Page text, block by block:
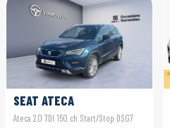
SEAT ATECA
Ateca 2.0 TDI 150 ch Start/Stop DSG7